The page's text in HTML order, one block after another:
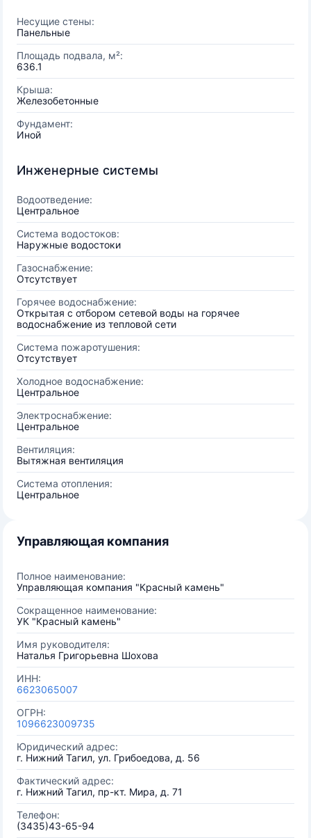
Несущие стены:
Панельные
Площадь подвала, м²:
636.1
Крыша:
Железобетонные
Фундамент:
Иной
Инженерные системы
Водоотведение:
Центральное
Система водостоков:
Наружные водостоки
Газоснабжение:
Отсутствует
Горячее водоснабжение:
Открытая с отбором сетевой воды на горячее
водоснабжение из тепловой сети
Система пожаротушения:
Отсутствует
Холодное водоснабжение:
Центральное
Электроснабжение:
Центральное
Вентиляция:
Вытяжная вентиляция
Система отопления:
Центральное
Управляющая компания
Полное наименование:
Управляющая компания "Красный камень"
Сокращенное наименование:
УК "Красный камень"
Имя руководителя:
Наталья Григорьевна Шохова
ИНН:
6623065007
ОГРН:
1096623009735
Юридический адрес:
г. Нижний Тагил, ул. Грибоедова, д. 56
Фактический адрес:
г. Нижний Тагил, пр-кт. Мира, д. 71
Телефон:
(3435)43-65-94